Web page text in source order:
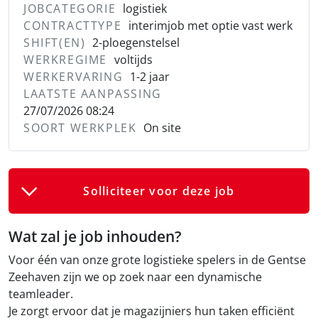
JOBCATEGORIE logistiek
CONTRACTTYPE interimjob met optie vast werk
SHIFT(EN) 2-ploegenstelsel
WERKREGIME voltijds
WERKERVARING 1-2 jaar
LAATSTE AANPASSING
27/07/2026 08:24
SOORT WERKPLEK On site
Solliciteer voor deze job
Wat zal je job inhouden?
Voor één van onze grote logistieke spelers in de Gentse
Zeehaven zijn we op zoek naar een dynamische
teamleader.
Je zorgt ervoor dat je magazijniers hun taken efficiënt